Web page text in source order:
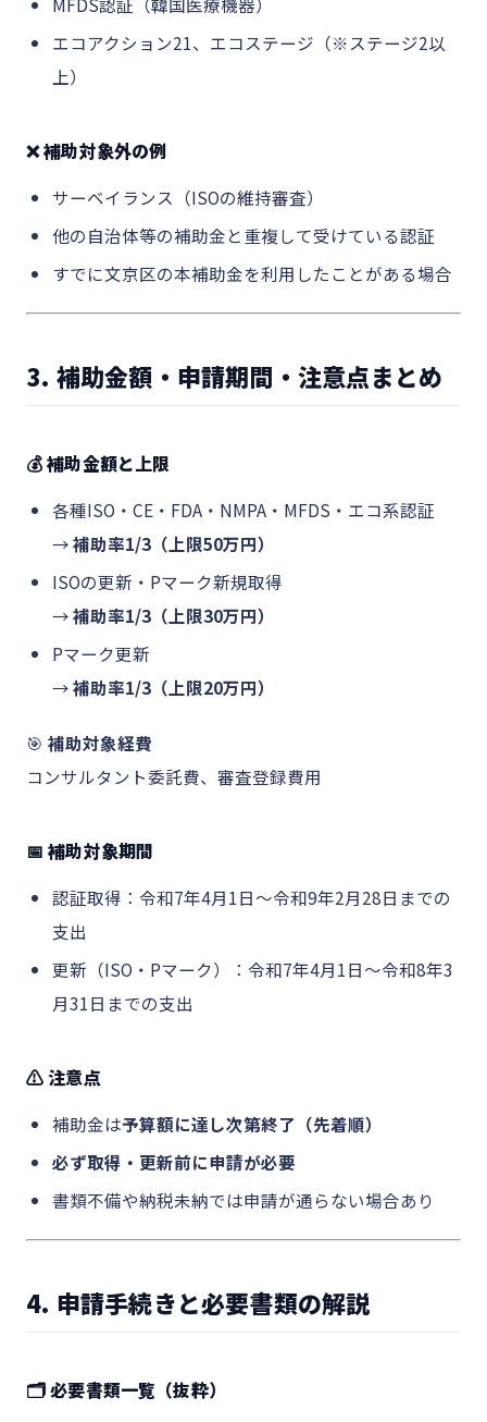
エコアクション21、エコステージ（※ステージ2以
上）
❌ 補助対象外の例
サーベイランス（ISOの維持審査）
他の自治体等の補助金と重複して受けている認証
すでに文京区の本補助金を利用したことがある場合
3. 補助金額・申請期間・注意点まとめ
💰 補助金額と上限
各種ISO・CE・FDA・NMPA・MFDS・エコ系認証
→補助率1/3（上限50万円）
ISOの更新・Pマーク新規取得
→補助率1/3（上限30万円）
Pマーク更新
→補助率1/3（上限20万円）
🎯 補助対象経費
コンサルタント委託費、審査登録費用
📅 補助対象期間
認証取得：令和7年4月1日〜令和9年2月28日までの
支出
更新（ISO・Pマーク）：令和7年4月1日〜令和8年3
月31日までの支出
⚠️ 注意点
補助金は予算額に達し次第終了（先着順）
必ず取得・更新前に申請が必要
書類不備や納税未納では申請が通らない場合あり
4. 申請手続きと必要書類の解説
🗂️ 必要書類一覧（抜粋）